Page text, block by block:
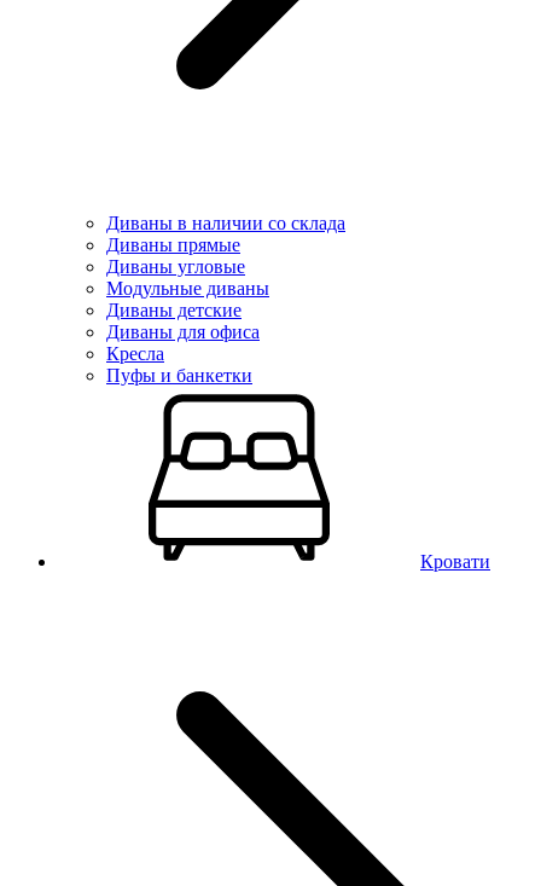
Диваны в наличии со склада
Диваны прямые
Диваны угловые
Модульные диваны
Диваны детские
Диваны для офиса
Кресла
Пуфы и банкетки
Кровати